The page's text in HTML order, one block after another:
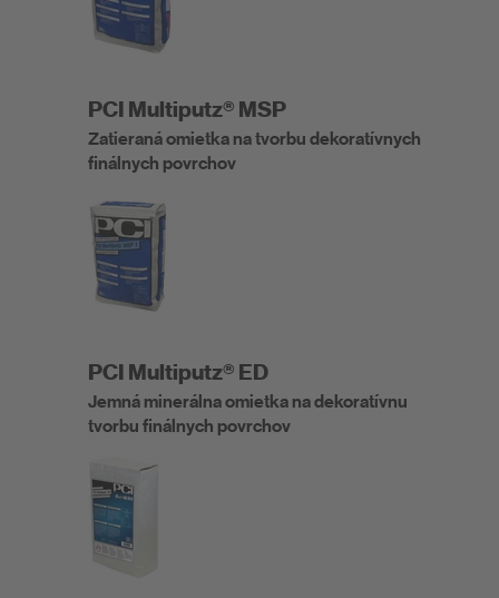
PCI Multiputz® MSP
Zatieraná omietka na tvorbu dekoratívnych
finálnych povrchov
PCI Multiputz® ED
Jemná minerálna omietka na dekoratívnu
tvorbu finálnych povrchov